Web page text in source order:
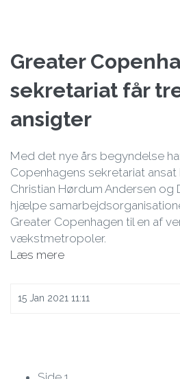
Greater
sekretariat får
ansigter
Med det nye års begyndelse
Copenhagens sekretariat
Christian Hørdum Andersen og
hjælpe
Greater Copenhagen til en af
vækstmetropoler.
Læs mere
15 Jan 2021 11:11